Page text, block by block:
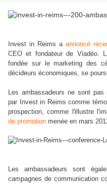
Invest in Reims a annoncé
CEO et fondateur de Viadéo.
fondée sur le marketing des
décideurs économiques, se
Les ambassadeurs ne sont
par Invest in Reims comme
prospection, comme l'illustre
de promotion menée en mars
Les ambassadeurs sont
campagnes de communication